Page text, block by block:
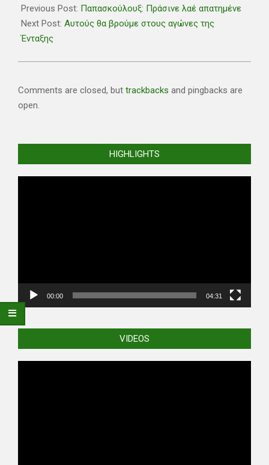
02-
14
Previous Post: Παπασκούλουξ: Πράσινε λαέ απατημένε
Next Post: Αυτούς θα βρούμε στους αγώνες της
Ένταξης
Comments are closed, but trackbacks and pingbacks are
open.
HIGHLIGHTS
00:00 04:31
VIDEOS